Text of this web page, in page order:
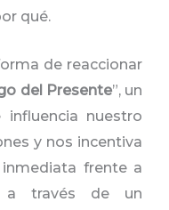
qué.
de reaccionar
del Presente”, un
nuestro
y nos incentiva
frente a
a través de un